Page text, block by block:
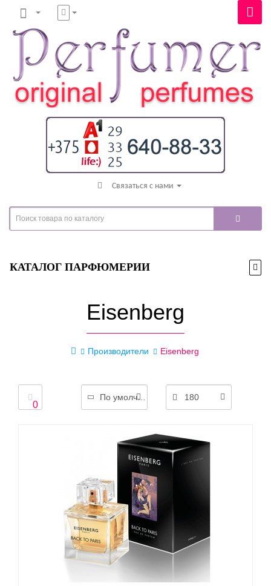
Связаться с нами
КАТАЛОГ ПАРФЮМЕРИИ
Eisenberg
Производители Eisenberg
0
По умолчанию 180